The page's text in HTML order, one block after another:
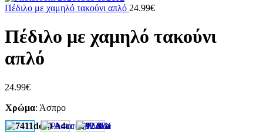
Πέδιλο με χαμηλό τακούνι απλό 24.99€
Πέδιλο με χαμηλό τακούνι
απλό
24.99€
Χρώμα: Άσπρο